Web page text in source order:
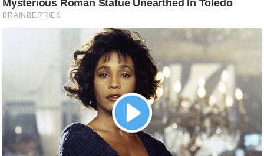
/
त
त्यो
हा